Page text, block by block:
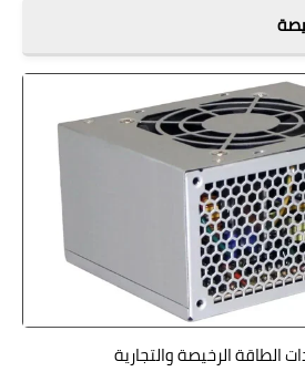
الطاقة الرخيصة والتجارية